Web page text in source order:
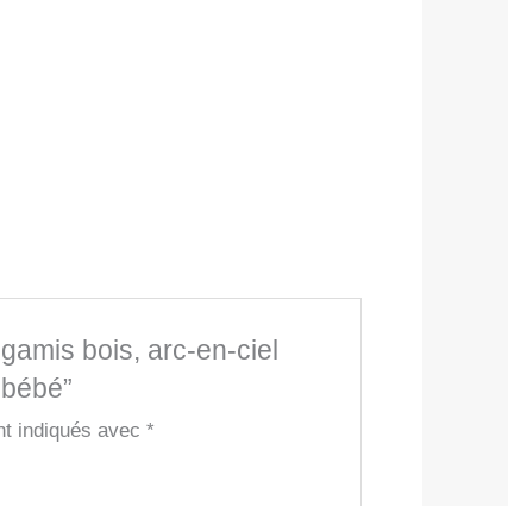
bois, arc-en-ciel
indiqués avec*